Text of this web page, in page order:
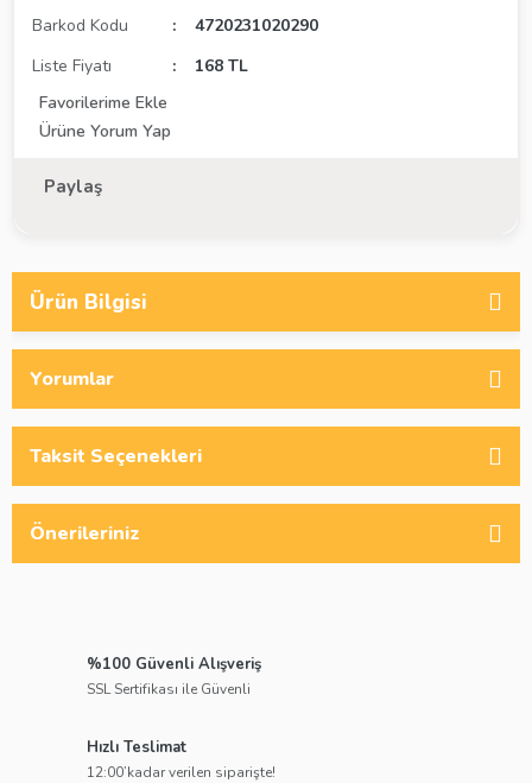
Barkod Kodu
4720231020290
Liste Fiyatı
168 TL
Ürüne Yorum Yap
Paylaş
Ürün Bilgisi
Yorumlar
Taksit Seçenekleri
Önerileriniz
%100 Güvenli Alışveriş
SSL Sertifikası ile Güvenli
Hızlı Teslimat
12:00’kadar verilen siparişte!